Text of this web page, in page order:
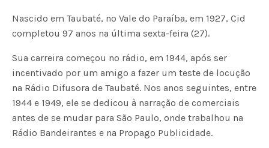
Nascido em Taubaté, no Vale do Paraíba, em 1927, Cid
completou 97 anos na última sexta-feira (27).
Sua carreira começou no rádio, em 1944, após ser
incentivado por um amigo a fazer um teste de locução
na Rádio Difusora de Taubaté. Nos anos seguintes, entre
1944 e 1949, ele se dedicou à narração de comerciais
antes de se mudar para São Paulo, onde trabalhou na
Rádio Bandeirantes e na Propago Publicidade.